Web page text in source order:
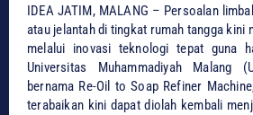
IDEA JATIM, ​MALANG – Persoalan
atau jelantah di tingkat rumah tangga kini
melalui inovasi teknologi tepat guna
Universitas Muhammadiyah Malang
bernama Re-Oil to Soap Refiner
terabaikan kini dapat diolah kembali